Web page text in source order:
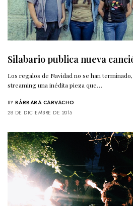
Silabario publica nueva
Los regalos de Navidad no se han
streaming una inédita pieza que…
BY BÁRBARA CARVACHO
28 DE DICIEMBRE DE 2015